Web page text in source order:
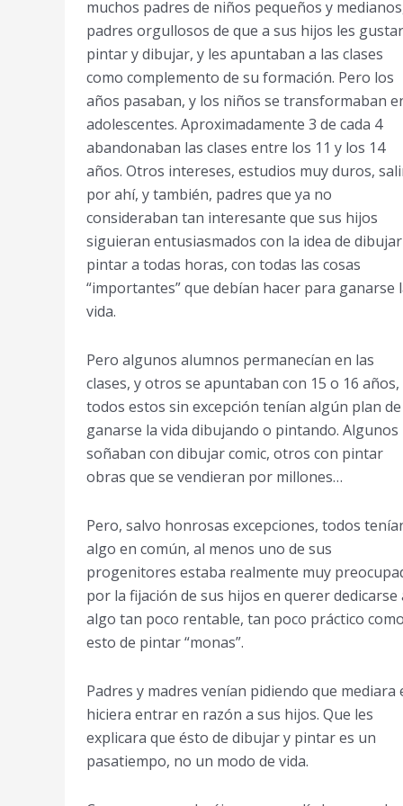
muchos padres de niños pequeños y
padres orgullosos de que a sus hijos les
pintar y dibujar, y les apuntaban a las clases
como complemento de su formación. Pero los
años pasaban, y los niños se transformaban
adolescentes. Aproximadamente 3 de cada 4
abandonaban las clases entre los 11 y los 14
años. Otros intereses, estudios muy duros,
por ahí, y también, padres que ya no
consideraban tan interesante que sus hijos
siguieran entusiasmados con la idea de
pintar a todas horas, con todas las cosas
“importantes” que debían hacer para ganarse
vida.
Pero algunos alumnos permanecían en las
clases, y otros se apuntaban con 15 o 16 años,
todos estos sin excepción tenían algún plan de
ganarse la vida dibujando o pintando. Algunos
soñaban con dibujar comic, otros con pintar
obras que se vendieran por millones…
Pero, salvo honrosas excepciones, todos
algo en común, al menos uno de sus
progenitores estaba realmente muy
por la fijación de sus hijos en querer dedicarse
algo tan poco rentable, tan poco práctico como
esto de pintar “monas”.
Padres y madres venían pidiendo que mediara
hiciera entrar en razón a sus hijos. Que les
explicara que ésto de dibujar y pintar es un
pasatiempo, no un modo de vida.